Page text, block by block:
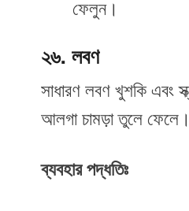
ফেলুন।
২৬. লবণ
সাধারণ লবণ খুশকি এবং
আলগা চামড়া তুলে ফেলে।
ব্যবহার পদ্ধতিঃ